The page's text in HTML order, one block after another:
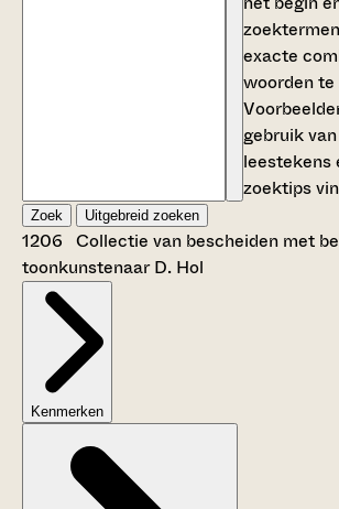
exacte
woorden te
gebruik
leestekens
zoektips
Zoek Uitgebreid zoeken
1206 Collectie van bescheiden met
toonkunstenaar D. Hol
Kenmerken